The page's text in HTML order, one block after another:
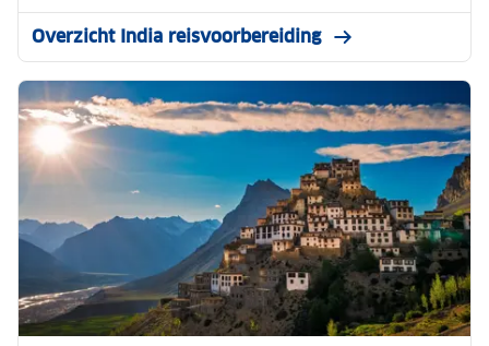
Overzicht India reisvoorbereiding